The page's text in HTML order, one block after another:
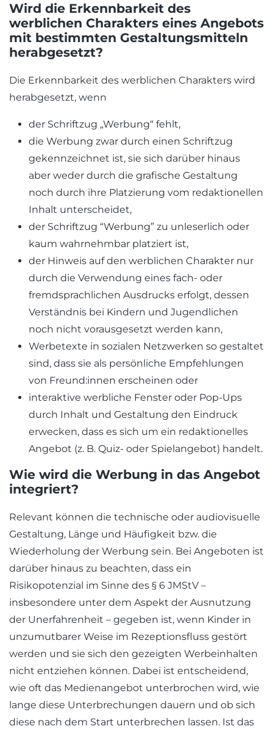
Wird die Erkennbarkeit des
werblichen Charakters eines Angebots
mit bestimmten Gestaltungsmitteln
herabgesetzt?
Die Erkennbarkeit des werblichen Charakters wird
herabgesetzt, wenn
der Schriftzug „Werbung“ fehlt,
die Werbung zwar durch einen Schriftzug
gekennzeichnet ist, sie sich darüber hinaus
aber weder durch die grafische Gestaltung
noch durch ihre Platzierung vom redaktionellen
Inhalt unterscheidet,
der Schriftzug “Werbung” zu unleserlich oder
kaum wahrnehmbar platziert ist,
der Hinweis auf den werblichen Charakter nur
durch die Verwendung eines fach- oder
fremdsprachlichen Ausdrucks erfolgt, dessen
Verständnis bei Kindern und Jugendlichen
noch nicht vorausgesetzt werden kann,
Werbetexte in sozialen Netzwerken so gestaltet
sind, dass sie als persönliche Empfehlungen
von Freund:innen erscheinen oder
interaktive werbliche Fenster oder Pop-Ups
durch Inhalt und Gestaltung den Eindruck
erwecken, dass es sich um ein redaktionelles
Angebot (z. B. Quiz- oder Spielangebot) handelt.
Wie wird die Werbung in das Angebot
integriert?
Relevant können die technische oder audiovisuelle
Gestaltung, Länge und Häufigkeit bzw. die
Wiederholung der Werbung sein. Bei Angeboten ist
darüber hinaus zu beachten, dass ein
Risikopotenzial im Sinne des § 6 JMStV –
insbesondere unter dem Aspekt der Ausnutzung
der Unerfahrenheit – gegeben ist, wenn Kinder in
unzumutbarer Weise im Rezeptionsfluss gestört
werden und sie sich den gezeigten Werbeinhalten
nicht entziehen können. Dabei ist entscheidend,
wie oft das Medienangebot unterbrochen wird, wie
lange diese Unterbrechungen dauern und ob sich
diese nach dem Start unterbrechen lassen. Ist das